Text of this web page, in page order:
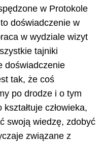
w Protokole
doświadczenie w
w wydziale wizyt
tajniki
doświadczenie
tak, że coś
po drodze i o tym
człowieka,
swoją wiedzę, zdobyć
związane z